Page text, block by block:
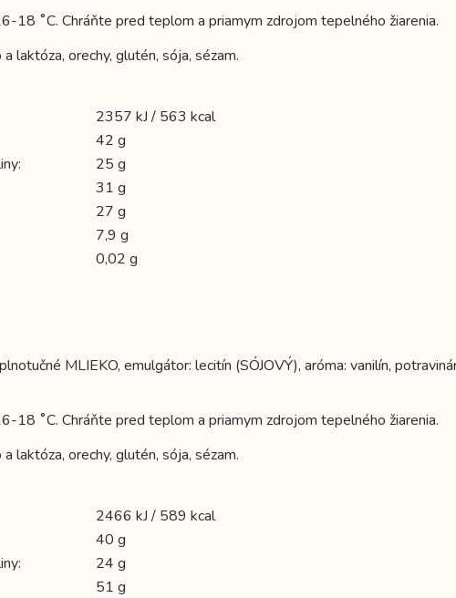
18 ˚C. Chráňte pred teplom a priamym zdrojom tepelného žiarenia.
laktóza, orechy, glutén, sója, sézam.
2357 kJ / 563 kcal
42 g
25 g
31 g
27 g
7,9 g
0,02 g
MLIEKO, emulgátor: lecitín (SÓJOVÝ), aróma: vanilín,
18 ˚C. Chráňte pred teplom a priamym zdrojom tepelného žiarenia.
laktóza, orechy, glutén, sója, sézam.
2466 kJ / 589 kcal
40 g
24 g
51 g